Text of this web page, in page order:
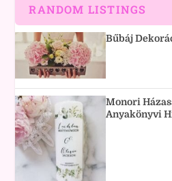
RANDOM LISTINGS
Bűbáj
Monori
Anyakönyvi